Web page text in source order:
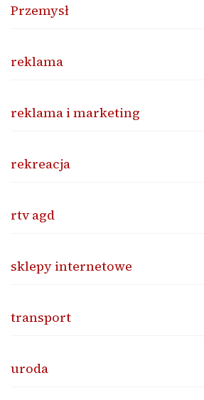
Przemysł
reklama
reklama i marketing
rekreacja
rtv agd
sklepy internetowe
transport
uroda